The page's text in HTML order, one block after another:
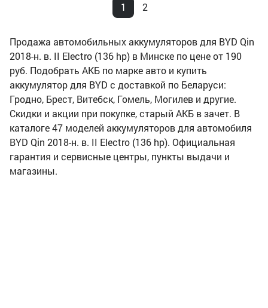
1 2
Продажа автомобильных аккумуляторов для BYD Qin
2018-н. в. II Electro (136 hp) в Минске по цене от 190
руб. Подобрать АКБ по марке авто и купить
аккумулятор для BYD с доставкой по Беларуси:
Гродно, Брест, Витебск, Гомель, Могилев и другие.
Скидки и акции при покупке, старый АКБ в зачет. В
каталоге 47 моделей аккумуляторов для автомобиля
BYD Qin 2018-н. в. II Electro (136 hp). Официальная
гарантия и сервисные центры, пункты выдачи и
магазины.